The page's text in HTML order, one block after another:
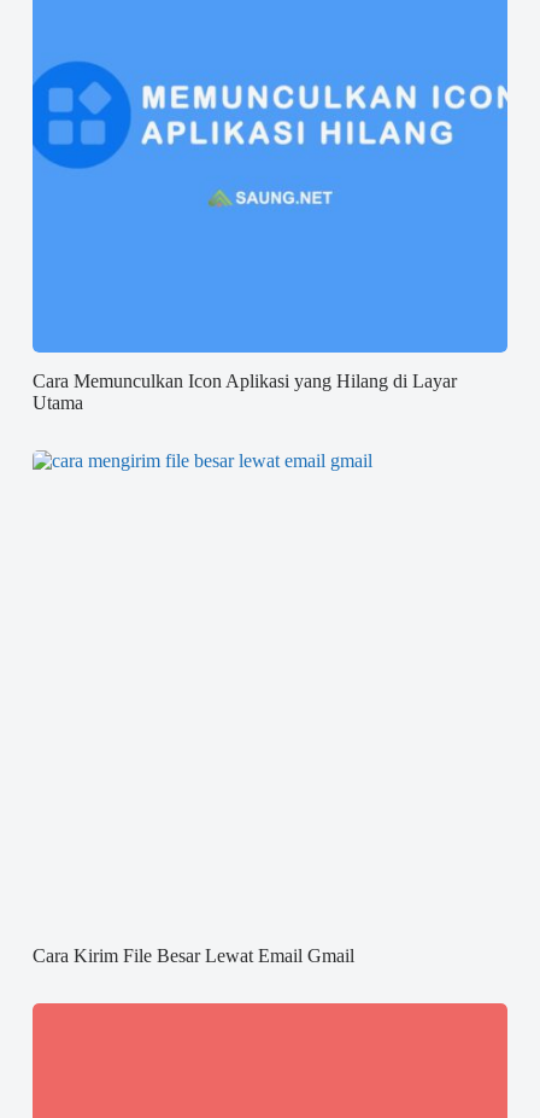
Cara Memunculkan Icon Aplikasi yang Hilang di Layar
Utama
Cara Kirim File Besar Lewat Email Gmail